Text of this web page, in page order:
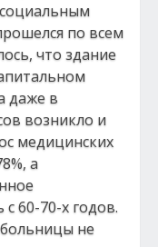
по всем
что здание
даже в
возникло и
медицинских
а
60-70-х годов.
не